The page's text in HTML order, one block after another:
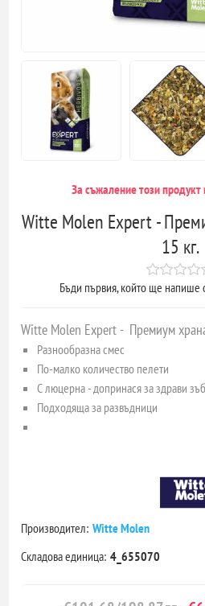
За съжаление този
Witte Molen Expert -
15 кг.
Бъди първия, който ще напише
Witte Molen Expert - Премиум
Разнообразна смес
По-малко количество пелети
С люцерна- допринася за здрави
Подходяща за развъдници
Производител: Witte Molen
Складова единица: 4_655070